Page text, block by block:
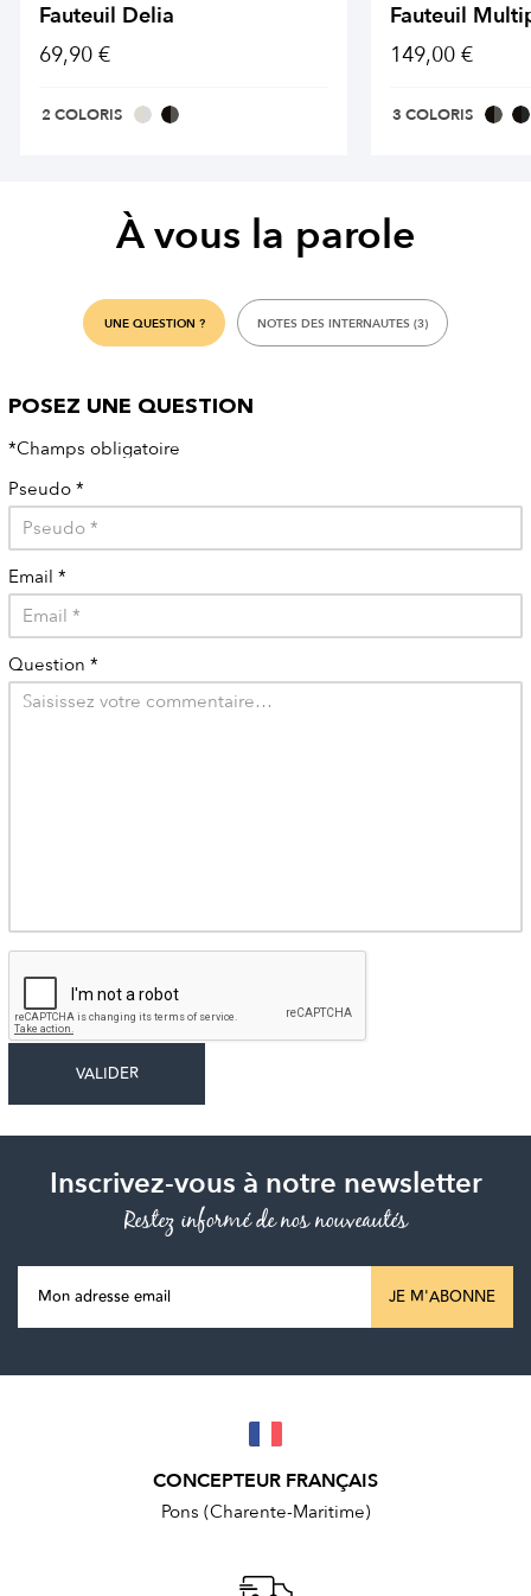
Fauteuil Delia
69,90 €
2 COLORIS
Fauteuil
149,00 €
3 COLORIS
À vous la parole
UNE QUESTION ? NOTES DES INTERNAUTES (3)
POSEZ UNE QUESTION
*Champs obligatoire
Pseudo *
Email *
Question *
Inscrivez-vous à notre newsletter
Restez informé de nos nouveautés
JE M'ABONNE
CONCEPTEUR FRANÇAIS
Pons (Charente-Maritime)